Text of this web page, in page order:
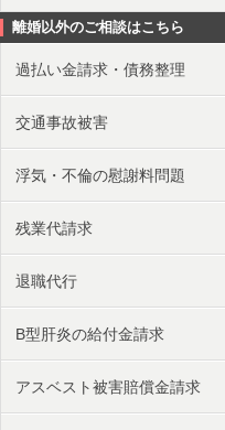
離婚以外のご相談はこちら
過払い金請求・債務整理
交通事故被害
浮気・不倫の慰謝料問題
残業代請求
退職代行
B型肝炎の給付金請求
アスベスト被害賠償金請求